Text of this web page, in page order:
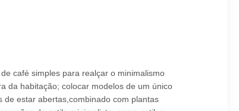
café simples para realçar o minimalismo
da habitação; colocar modelos de um único
estar abertas,combinado com plantas